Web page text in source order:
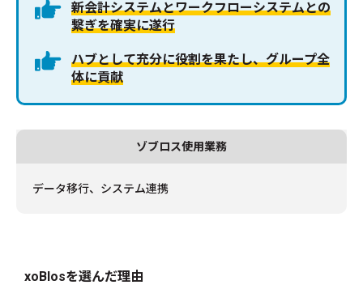
新会計システムとワークフローシステムとの
繋ぎを確実に遂行
ハブとして充分に役割を果たし、グループ全
体に貢献
ゾブロス使用業務
データ移行、システム連携
xoBlosを選んだ理由